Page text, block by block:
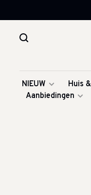
NIEUW Huis
Aanbiedingen